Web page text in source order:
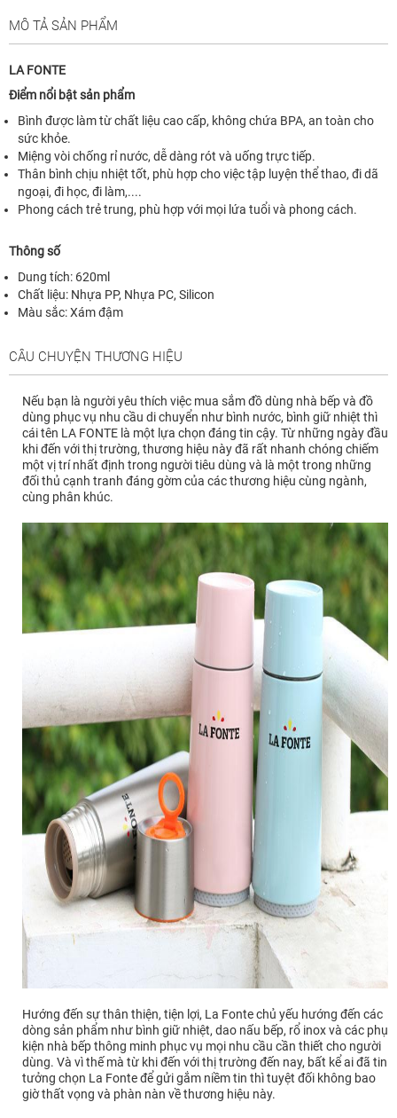
MÔ TẢ SẢN PHẨM
LA FONTE
Điểm nổi bật sản phẩm
Bình được làm từ chất liệu cao cấp, không chứa BPA, an toàn cho
sức khỏe.
Miệng vòi chống rỉ nước, dễ dàng rót và uống trực tiếp.
Thân bình chịu nhiệt tốt, phù hợp cho việc tập luyện thể thao, đi dã
ngoại, đi học, đi làm,....
Phong cách trẻ trung, phù hợp với mọi lứa tuổi và phong cách.
Thông số
Dung tích: 620ml
Chất liệu: Nhựa PP, Nhựa PC, Silicon
Màu sắc: Xám đậm
CÂU CHUYỆN THƯƠNG HIỆU
Nếu bạn là người yêu thích việc mua sắm đồ dùng nhà bếp và đồ
dùng phục vụ nhu cầu di chuyển như bình nước, bình giữ nhiệt thì
cái tên LA FONTE là một lựa chọn đáng tin cậy. Từ những ngày đầu
khi đến với thị trường, thương hiệu này đã rất nhanh chóng chiếm
một vị trí nhất định trong người tiêu dùng và là một trong những
đối thủ cạnh tranh đáng gờm của các thương hiệu cùng ngành,
cùng phân khúc.
Hướng đến sự thân thiện, tiện lợi, La Fonte chủ yếu hướng đến các
dòng sản phẩm như bình giữ nhiệt, dao nấu bếp, rổ inox và các phụ
kiện nhà bếp thông minh phục vụ mọi nhu cầu cần thiết cho người
dùng. Và vì thế mà từ khi đến với thị trường đến nay, bất kể ai đã tin
tưởng chọn La Fonte để gửi gắm niềm tin thì tuyệt đối không bao
giờ thất vọng và phàn nàn về thương hiệu này.